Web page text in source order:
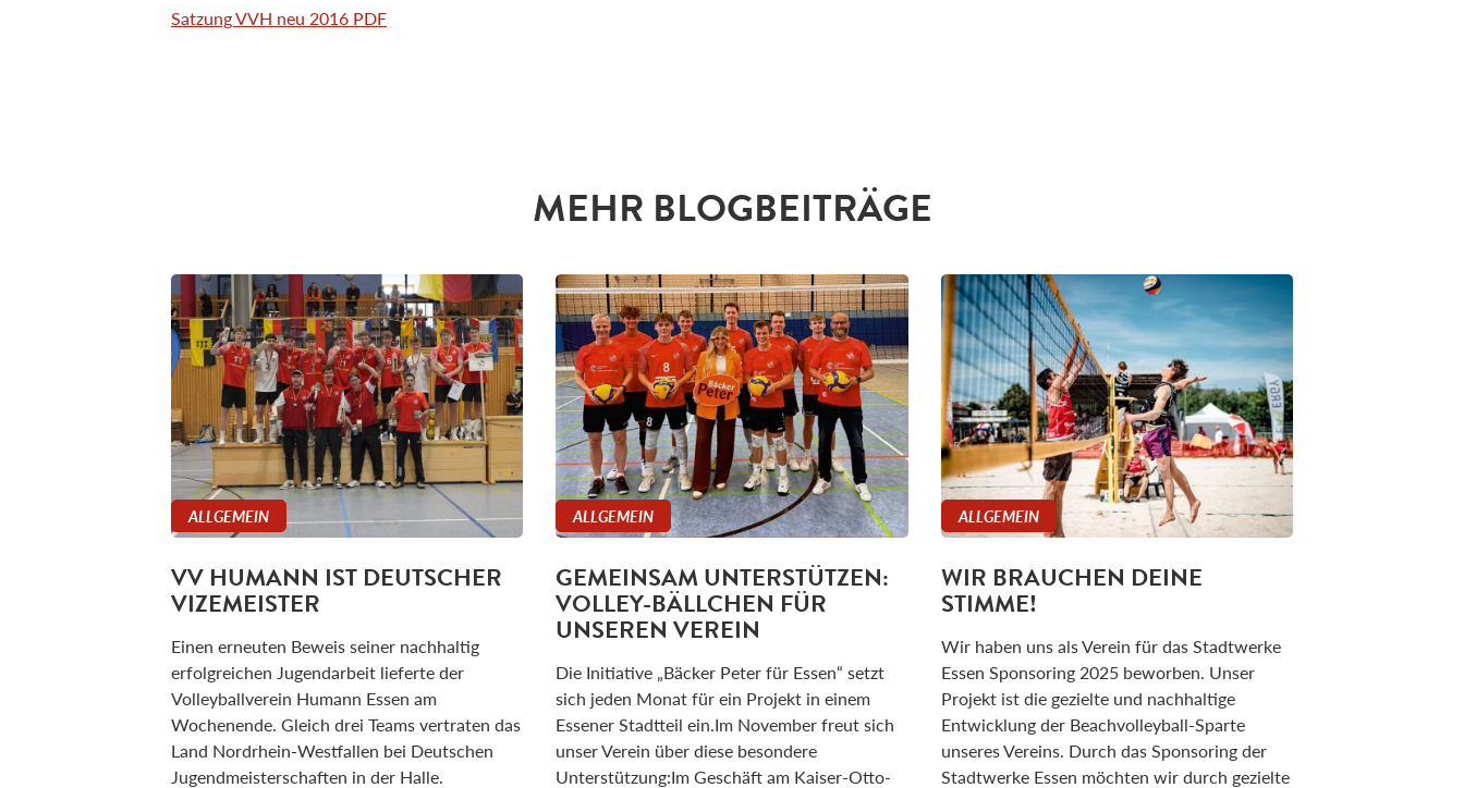
Satzung VVH neu 2016 PDF
MEHR BLOGBEITRÄGE
ALLGEMEIN
VV HUMANN IST DEUTSCHER
VIZEMEISTER
Einen erneuten Beweis seiner nachhaltig
erfolgreichen Jugendarbeit lieferte der
Volleyballverein Humann Essen am
Wochenende. Gleich drei Teams vertraten das
Land Nordrhein-Westfallen bei Deutschen
Jugendmeisterschaften in der Halle.
ALLGEMEIN
GEMEINSAM UNTERSTÜTZEN:
VOLLEY-BÄLLCHEN FÜR
UNSEREN VEREIN
Die Initiative „Bäcker Peter für Essen“ setzt
sich jeden Monat für ein Projekt in einem
Essener Stadtteil ein.Im November freut sich
unser Verein über diese besondere
Unterstützung:Im Geschäft am Kaiser-Otto-
ALLGEMEIN
WIR BRAUCHEN DEINE
STIMME!
Wir haben uns als Verein für das Stadtwerke
Essen Sponsoring 2025 beworben. Unser
Projekt ist die gezielte und nachhaltige
Entwicklung der Beachvolleyball-Sparte
unseres Vereins. Durch das Sponsoring der
Stadtwerke Essen möchten wir durch gezielte